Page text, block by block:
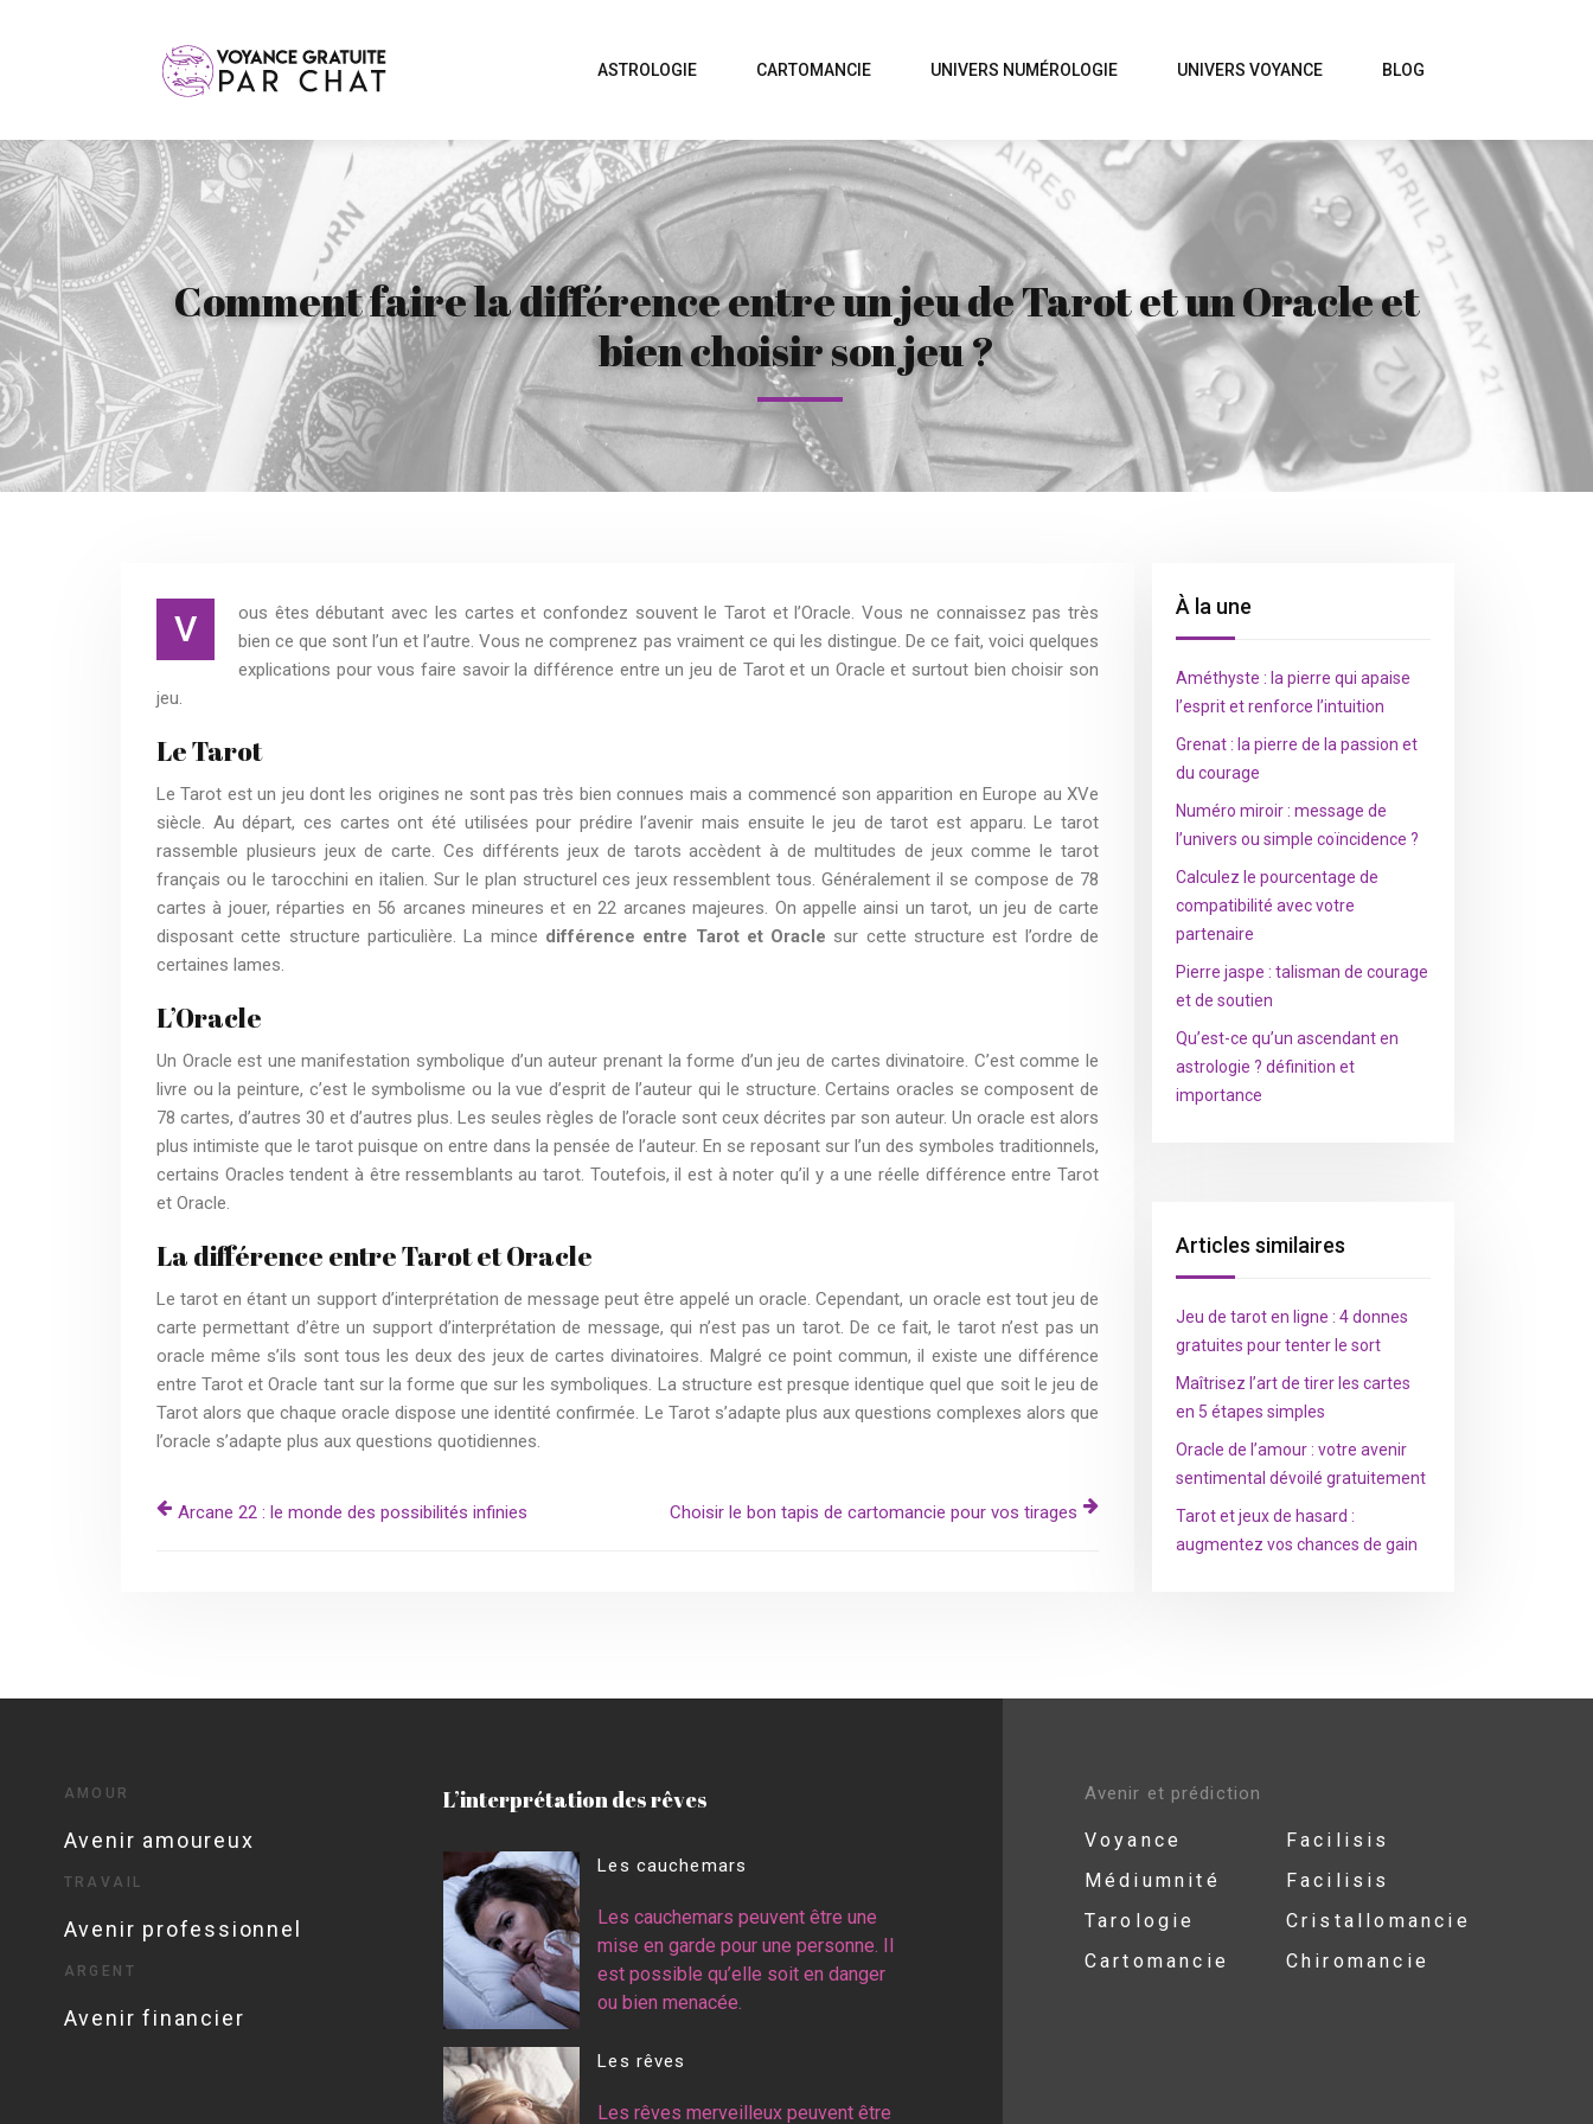
ASTROLOGIE CARTOMANCIE UNIVERS NUMÉROLOGIE UNIVERS VOYANCE BLOG
Comment faire la différence entre un jeu de Tarot et un Oracle et
bien choisir son jeu ?
V
ous êtes débutant avec les cartes et confondez souvent le Tarot et l’Oracle. Vous ne connaissez pas très
bien ce que sont l’un et l’autre. Vous ne comprenez pas vraiment ce qui les distingue. De ce fait, voici quelques
explications pour vous faire savoir la différence entre un jeu de Tarot et un Oracle et surtout bien choisir son
jeu.
Le Tarot
Le Tarot est un jeu dont les origines ne sont pas très bien connues mais a commencé son apparition en Europe au XVe
siècle. Au départ, ces cartes ont été utilisées pour prédire l’avenir mais ensuite le jeu de tarot est apparu. Le tarot
rassemble plusieurs jeux de carte. Ces différents jeux de tarots accèdent à de multitudes de jeux comme le tarot
français ou le tarocchini en italien. Sur le plan structurel ces jeux ressemblent tous. Généralement il se compose de 78
cartes à jouer, réparties en 56 arcanes mineures et en 22 arcanes majeures. On appelle ainsi un tarot, un jeu de carte
disposant cette structure particulière. La mince différence entre Tarot et Oracle sur cette structure est l’ordre de
certaines lames.
L’Oracle
Un Oracle est une manifestation symbolique d’un auteur prenant la forme d’un jeu de cartes divinatoire. C’est comme le
livre ou la peinture, c’est le symbolisme ou la vue d’esprit de l’auteur qui le structure. Certains oracles se composent de
78 cartes, d’autres 30 et d’autres plus. Les seules règles de l’oracle sont ceux décrites par son auteur. Un oracle est alors
plus intimiste que le tarot puisque on entre dans la pensée de l’auteur. En se reposant sur l’un des symboles traditionnels,
certains Oracles tendent à être ressemblants au tarot. Toutefois, il est à noter qu’il y a une réelle différence entre Tarot
et Oracle.
La différence entre Tarot et Oracle
Le tarot en étant un support d’interprétation de message peut être appelé un oracle. Cependant, un oracle est tout jeu de
carte permettant d’être un support d’interprétation de message, qui n’est pas un tarot. De ce fait, le tarot n’est pas un
oracle même s’ils sont tous les deux des jeux de cartes divinatoires. Malgré ce point commun, il existe une différence
entre Tarot et Oracle tant sur la forme que sur les symboliques. La structure est presque identique quel que soit le jeu de
Tarot alors que chaque oracle dispose une identité confirmée. Le Tarot s’adapte plus aux questions complexes alors que
l’oracle s’adapte plus aux questions quotidiennes.
Arcane 22 : le monde des possibilités infinies Choisir le bon tapis de cartomancie pour vos tirages
À la une
Améthyste : la pierre qui apaise
l’esprit et renforce l’intuition
Grenat : la pierre de la passion et
du courage
Numéro miroir : message de
l’univers ou simple coïncidence ?
Calculez le pourcentage de
compatibilité avec votre
partenaire
Pierre jaspe : talisman de courage
et de soutien
Qu’est-ce qu’un ascendant en
astrologie ? définition et
importance
Articles similaires
Jeu de tarot en ligne : 4 donnes
gratuites pour tenter le sort
Maîtrisez l’art de tirer les cartes
en 5 étapes simples
Oracle de l’amour : votre avenir
sentimental dévoilé gratuitement
Tarot et jeux de hasard :
augmentez vos chances de gain
AMOUR
Avenir amoureux
TRAVAIL
Avenir professionnel
ARGENT
Avenir financier
L’interprétation des rêves
Les cauchemars
Les cauchemars peuvent être une
mise en garde pour une personne. Il
est possible qu’elle soit en danger
ou bien menacée.
Les rêves
Les rêves merveilleux peuvent être
Avenir et prédiction
Voyance
Médiumnité
Tarologie
Cartomancie
Facilisis
Facilisis
Cristallomancie
Chiromancie